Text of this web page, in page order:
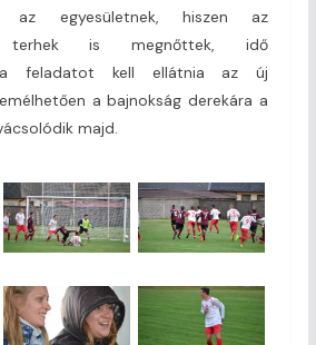
az egyesületnek, hiszen az
terhek is megnőttek, idő
feladatot kell ellátnia az új
a bajnokság derekára a
majd.